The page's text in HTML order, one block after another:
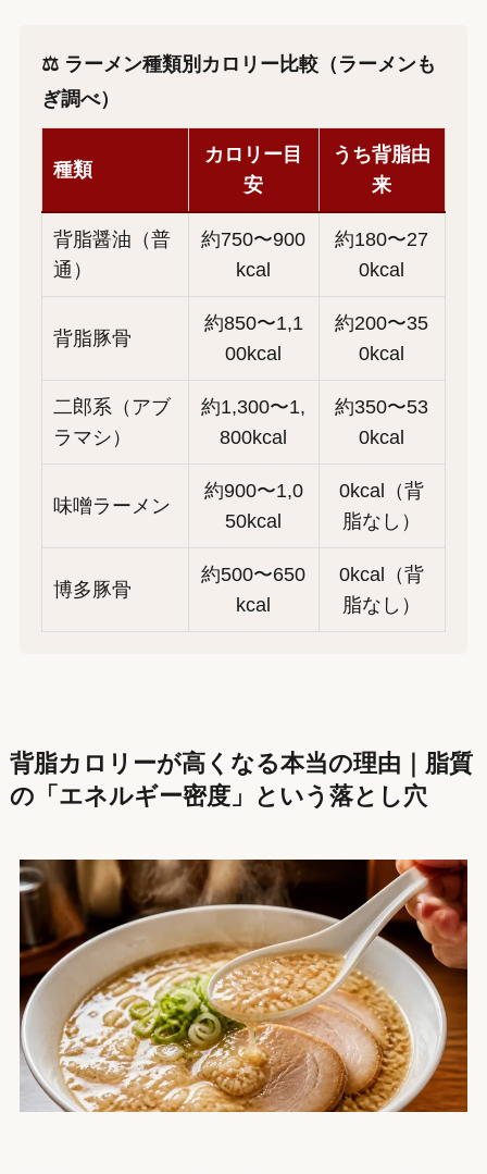
⚖️ ラーメン種類別カロリー比較（ラーメンも
ぎ調べ）
種類
カロリー目
安
うち背脂由
来
背脂醤油（普
通）
約750〜900
kcal
約180〜27
0kcal
背脂豚骨
約850〜1,1
00kcal
約200〜35
0kcal
二郎系（アブ
ラマシ）
約1,300〜1,
800kcal
約350〜53
0kcal
味噌ラーメン
約900〜1,0
50kcal
0kcal（背
脂なし）
博多豚骨
約500〜650
kcal
0kcal（背
脂なし）
背脂カロリーが高くなる本当の理由｜脂質
の「エネルギー密度」という落とし穴